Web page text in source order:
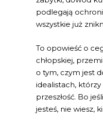
podlegają
wszystkie już
To opowieść o
chłopskiej,
o tym, czym jest
idealistach,
przeszłość. Bo
jesteś, nie wiesz,